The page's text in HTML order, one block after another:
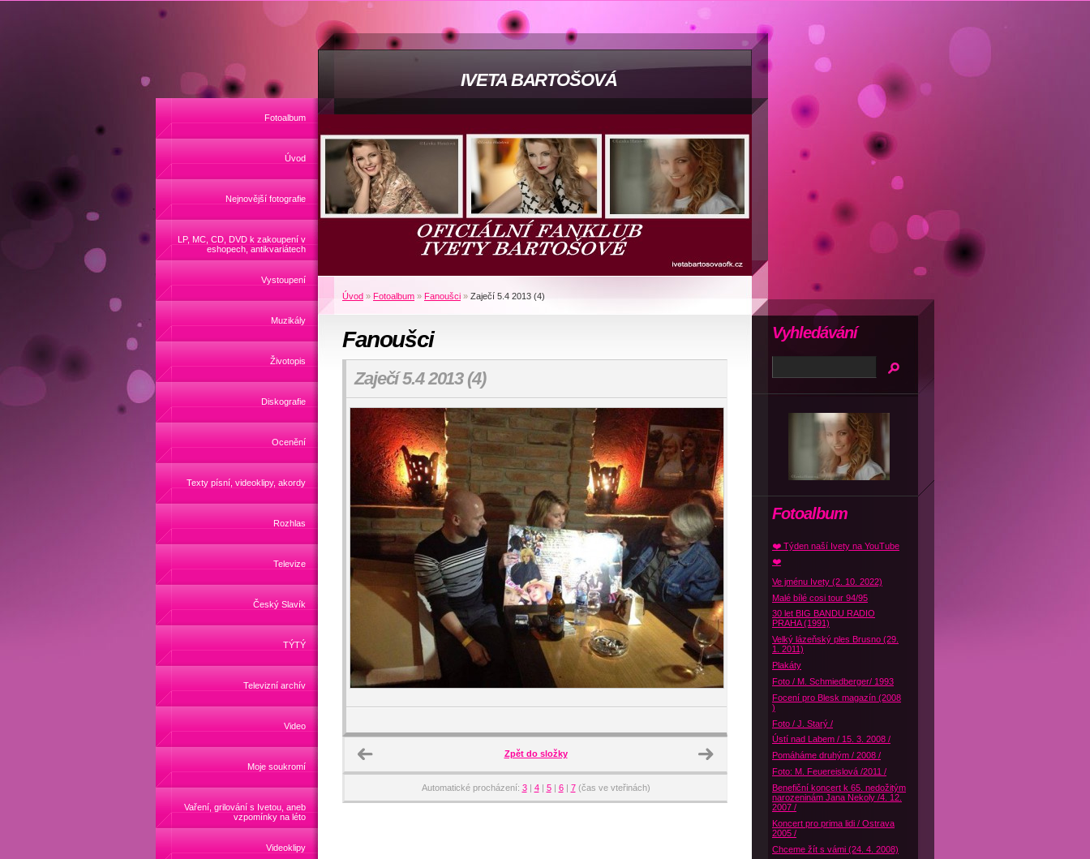
IVETA BARTOŠOVÁ
Fotoalbum
Úvod
Nejnovější fotografie
LP, MC, CD, DVD k zakoupení v
eshopech, antikvariátech
Vystoupení
Muzikály
Životopis
Diskografie
Ocenění
Texty písní, videoklipy, akordy
Rozhlas
Televize
Český Slavík
TÝTÝ
Televizní archív
Video
Moje soukromí
Vaření, grilování s Ivetou, aneb
vzpomínky na léto
Videoklipy
Úvod » Fotoalbum » Fanoušci » Zaječí 5.4 2013 (4)
Fanoušci
Zaječí 5.4 2013 (4)
Zpět do složky
Automatické procházení: 3| 4| 5| 6| 7(čas ve vteřinách)
Fotoalbum
❤️ Týden naší Ivety na YouTube
❤️
Ve jménu Ivety (2. 10. 2022)
Malé bílé cosi tour 94/95
30 let BIG BANDU RADIO
PRAHA (1991)
Velký lázeňský ples Brusno (29.
1. 2011)
Plakáty
Foto / M. Schmiedberger/ 1993
Focení pro Blesk magazín (2008
)
Foto / J. Starý /
Ústí nad Labem / 15. 3. 2008 /
Pomáháme druhým / 2008 /
Foto: M. Feuereislová /2011 /
Benefiční koncert k 65. nedožitým
narozeninám Jana Nekoly /4. 12.
2007 /
Koncert pro prima lidi / Ostrava
2005 /
Chceme žít s vámi (24. 4. 2008)
Vyhledávání